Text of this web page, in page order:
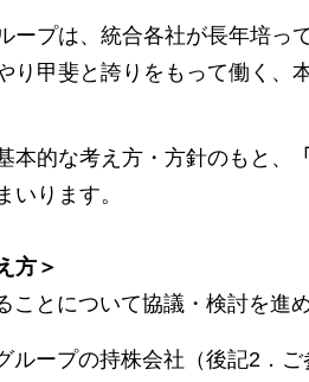
ープは、統合各社が長年培っ
り甲斐と誇りをもって働く、
的な考え方・方針のもと、
いります。
方＞
とについて協議・検討を進
ループの持株会社（後記2．